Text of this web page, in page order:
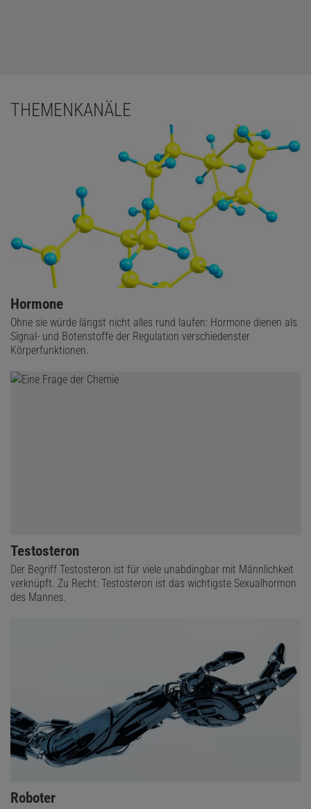
THEMENKANÄLE
Hormone
Ohne sie würde längst nicht alles rund laufen: Hormone dienen als
Signal- und Botenstoffe der Regulation verschiedenster
Körperfunktionen.
Testosteron
Der Begriff Testosteron ist für viele unabdingbar mit Männlichkeit
verknüpft. Zu Recht: Testosteron ist das wichtigste Sexualhormon
des Mannes.
Roboter